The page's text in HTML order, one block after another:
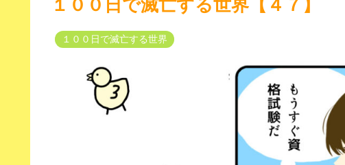
１００日で滅亡する世界【４７】
１００日で滅亡する世界